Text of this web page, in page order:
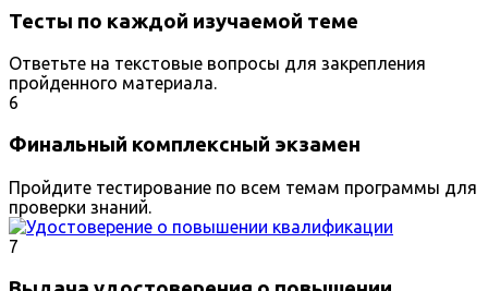
Тесты по каждой изучаемой теме
Ответьте на текстовые вопросы для закрепления
пройденного материала.
6
Финальный комплексный экзамен
Пройдите тестирование по всем темам программы для
проверки знаний.
7